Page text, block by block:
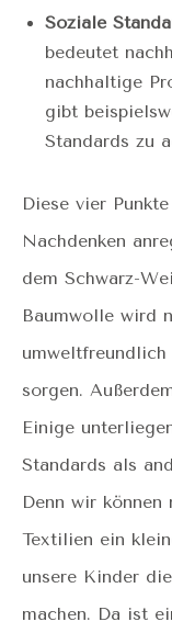
Soziale
bedeutet
nachhaltige
gibt
Standards zu
Diese vier
Nachdenken
dem Schwarz-
Baumwolle wird
sorgen.
Einige
Standards als
Denn wir
Textilien ein
unsere Kinder
machen. Da ist